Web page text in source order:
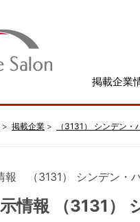
掲載企業
掲載企業 （3131） シンデン
報 （3131） シンデン・
情報 （3131）